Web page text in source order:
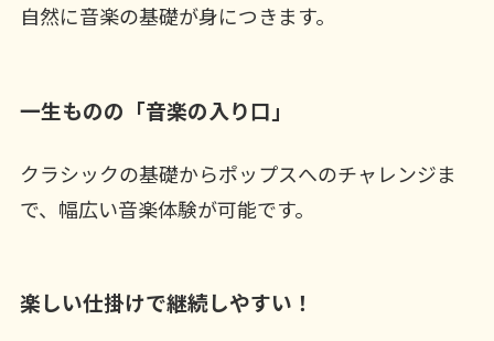
自然に音楽の基礎が身につきます。
一生ものの「音楽の入り口」
クラシックの基礎からポップスへのチャレンジま
で、幅広い音楽体験が可能です。
楽しい仕掛けで継続しやすい！